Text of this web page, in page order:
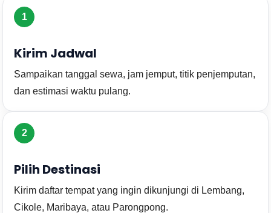
1
Kirim Jadwal
Sampaikan tanggal sewa, jam jemput, titik penjemputan,
dan estimasi waktu pulang.
2
Pilih Destinasi
Kirim daftar tempat yang ingin dikunjungi di Lembang,
Cikole, Maribaya, atau Parongpong.